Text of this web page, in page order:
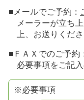
■メールでご予約：
メーラーが立ち
上、お送りくださ
■ＦＡＸでのご予約
必要事項をご記
※必要事項